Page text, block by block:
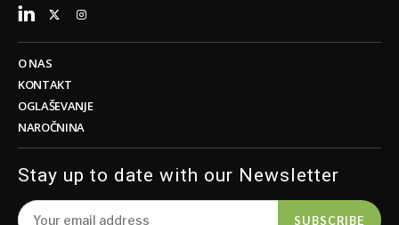
O NAS
KONTAKT
OGLAŠEVANJE
NAROČNINA
Stay up to date with our Newsletter
SUBSCRIBE